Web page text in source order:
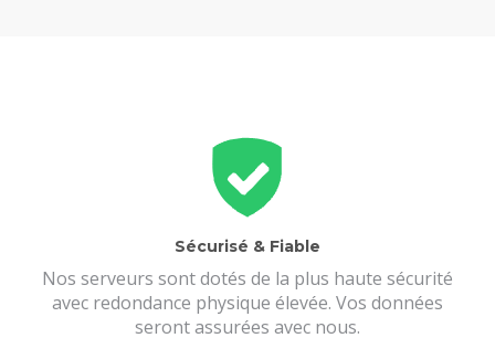
Sécurisé & Fiable
Nos serveurs sont dotés de la plus haute sécurité
avec redondance physique élevée. Vos données
seront assurées avec nous.